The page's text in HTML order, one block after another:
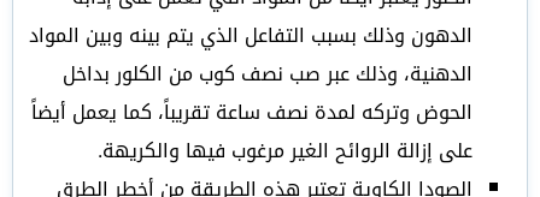
الدهون وذلك بسبب التفاعل الذي يتم بينه وبين المواد
الدهنية، وذلك عبر صب نصف كوب من الكلور بداخل
الحوض وتركه لمدة نصف ساعة تقريباً، كما يعمل أيضاً
على إزالة الروائح الغير مرغوب فيها والكريهة.
الصودا الكاوية تعتبر هذه الطريقة من أخطر الطرق